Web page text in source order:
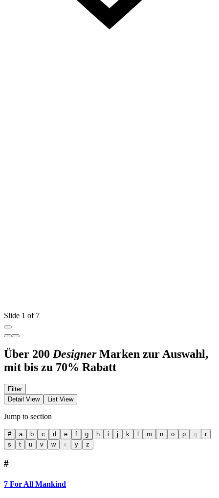
Slide 1 of 7
Über 200 DesignerMarken zur Auswahl,
mit bis zu 70% Rabatt
Filter
Detail View
List View
Jump to section
# a b c d e f g h i j k l m n o p q
r
s
t u v w x y z
#
7 For All Mankind